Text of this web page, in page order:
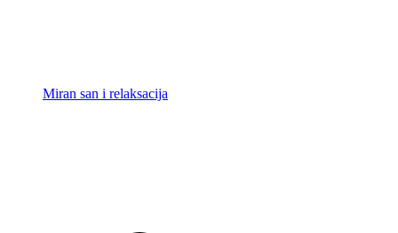
Miran san i relaksacija